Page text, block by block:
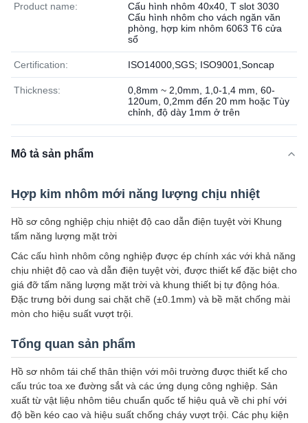
Product name:
Cấu hình nhôm 40x40, T slot 3030
Cấu hình nhôm cho vách ngăn văn
phòng, hợp kim nhôm 6063 T6 cửa
sổ
Certification: ISO14000,SGS; ISO9001,Soncap
Thickness:
0,8mm ~ 2,0mm, 1,0-1,4 mm, 60-
120um, 0,2mm đến 20 mm hoặc Tùy
chỉnh, độ dày 1mm ở trên
Mô tả sản phẩm
Hợp kim nhôm mới năng lượng chịu nhiệt
Hồ sơ công nghiệp chịu nhiệt độ cao dẫn điện tuyệt vời Khung
tấm năng lượng mặt trời
Các cấu hình nhôm công nghiệp được ép chính xác với khả năng
chịu nhiệt độ cao và dẫn điện tuyệt vời, được thiết kế đặc biệt cho
giá đỡ tấm năng lượng mặt trời và khung thiết bị tự động hóa.
Đặc trưng bởi dung sai chặt chẽ (±0.1mm) và bề mặt chống mài
mòn cho hiệu suất vượt trội.
Tổng quan sản phẩm
Hồ sơ nhôm tái chế thân thiện với môi trường được thiết kế cho
cấu trúc toa xe đường sắt và các ứng dụng công nghiệp. Sản
xuất từ vật liệu nhôm tiêu chuẩn quốc tế hiệu quả về chi phí với
độ bền kéo cao và hiệu suất chống cháy vượt trội. Các phụ kiện